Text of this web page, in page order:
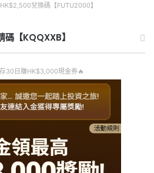
兌換碼【FUTU2000】
碼【KQQXXB】
30日賺HK$3,000現金券🔥